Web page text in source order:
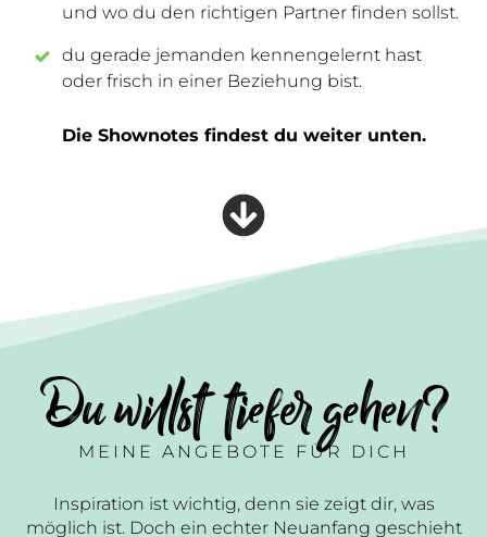
und wo du den richtigen Partner finden sollst.
du gerade jemanden kennengelernt hast
oder frisch in einer Beziehung bist.
Die Shownotes findest du weiter unten.
Du willst tiefer gehen?
MEINE ANGEBOTE FÜR DICH
Inspiration ist wichtig, denn sie zeigt dir, was
möglich ist. Doch ein echter Neuanfang geschieht